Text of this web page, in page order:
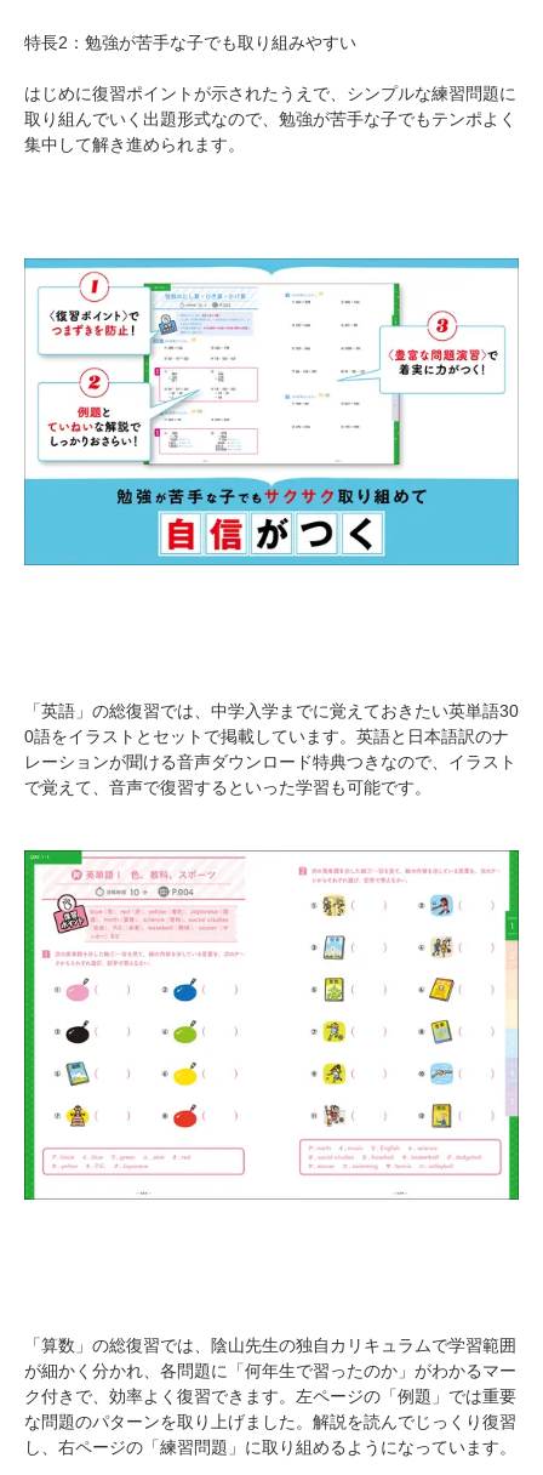
特長2：勉強が苦手な子でも取り組みやすい
はじめに復習ポイントが示されたうえで、シンプルな練習問題に
取り組んでいく出題形式なので、勉強が苦手な子でもテンポよく
集中して解き進められます。
「英語」の総復習では、中学入学までに覚えておきたい英単語30
0語をイラストとセットで掲載しています。英語と日本語訳のナ
レーションが聞ける音声ダウンロード特典つきなので、イラスト
で覚えて、音声で復習するといった学習も可能です。
「算数」の総復習では、陰山先生の独自カリキュラムで学習範囲
が細かく分かれ、各問題に「何年生で習ったのか」がわかるマー
ク付きで、効率よく復習できます。左ページの「例題」では重要
な問題のパターンを取り上げました。解説を読んでじっくり復習
し、右ページの「練習問題」に取り組めるようになっています。